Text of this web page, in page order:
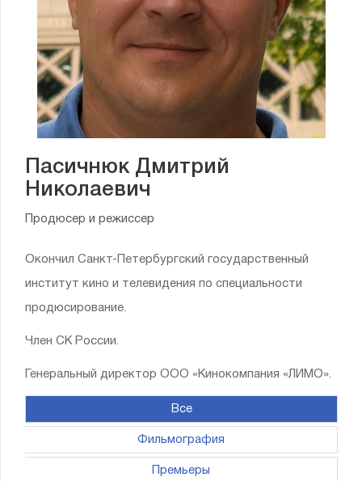
Пасичнюк Дмитрий
Николаевич
Продюсер и режиссер
Окончил Санкт-Петербургский государственный
институт кино и телевидения по специальности
продюсирование.
Член СК России.
Генеральный директор ООО «Кинокомпания «ЛИМО».
Все
Фильмография
Премьеры